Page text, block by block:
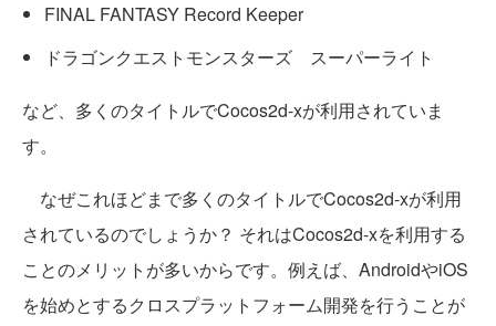
FINAL FANTASY Record Keeper
ドラゴンクエストモンスターズ スーパーライト
など、多くのタイトルでCocos2d-xが利用されていま
す。
なぜこれほどまで多くのタイトルでCocos2d-xが利用
されているのでしょうか？ それはCocos2d-xを利用する
ことのメリットが多いからです。例えば、AndroidやiOS
を始めとするクロスプラットフォーム開発を行うことが